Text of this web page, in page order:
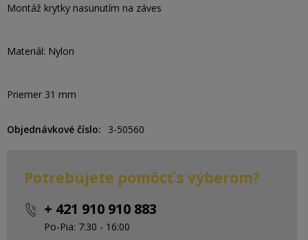
Montáž krytky nasunutím na záves
Materiál: Nylon
Priemer 31 mm
Objednávkové číslo 3-50560
Potrebujete pomôcť s výberom?
+ 421 910 910 883
Po-Pia: 7:30 - 16:00